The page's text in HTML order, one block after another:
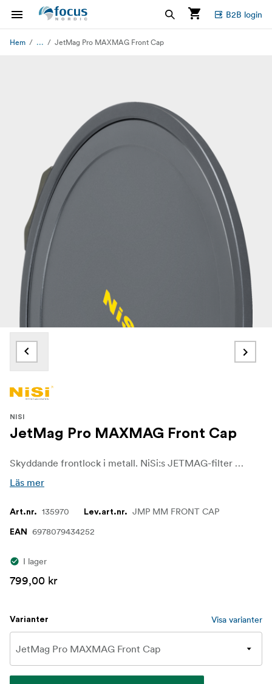
B2B login
Hem ... JetMag Pro MAXMAG Front Cap
NISI
JetMag Pro MAXMAG Front Cap
Skyddande frontlock i metall. NiSi:s JETMAG-filter är utformade för fotografer och videografer som kräver snabbhet, stabilitet och mångsidighet i varje tagning. Tack vare en unik magnetisk design möjliggör dessa filter snabba och säkra byten, vilket gör det möjligt för kreatörer att smidigt anpassa sig till förändrade ljus- och fotograferingsförhållanden.
Läs mer
Art.nr. 135970 Lev.art.nr. JMP MM FRONT CAP
EAN 6978079434252
I lager
799,00 kr
Varianter Visa varianter